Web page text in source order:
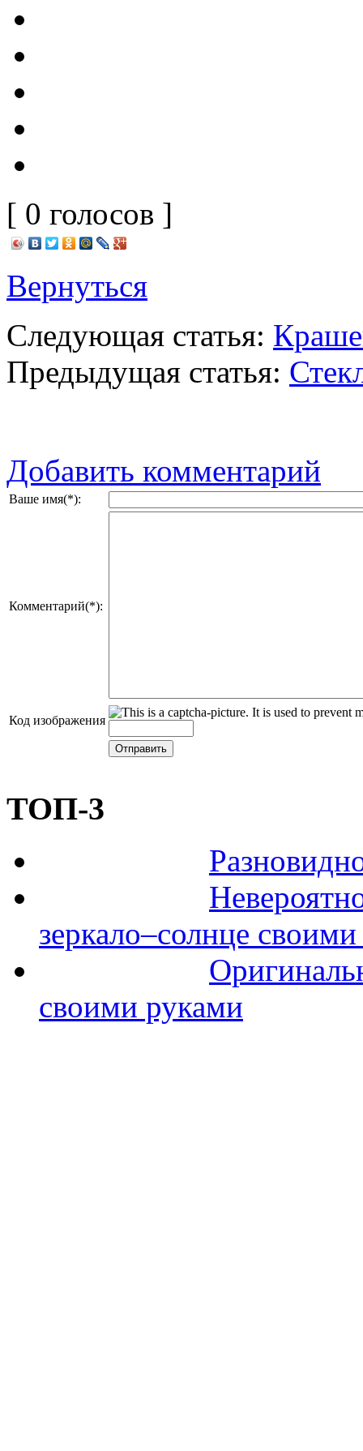
[ 0 голосов ]
Вернуться
Следующая статья:
Предыдущая статья:
Добавить комментарий
Ваше имя(*):
Комментарий(*):
Код изображения
ТОП-3
зеркало–солнце
своими руками